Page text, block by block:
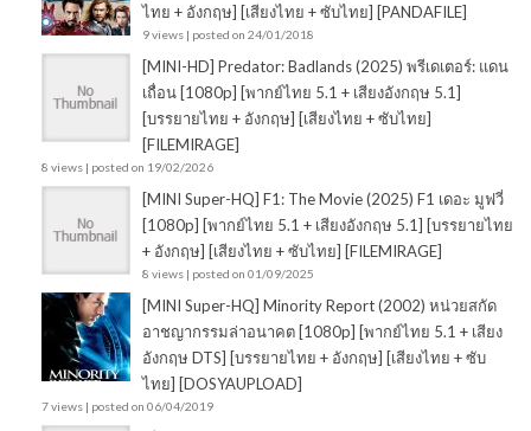
ไทย + อังกฤษ] [เสียงไทย + ซับไทย] [PANDAFILE]
9 views | posted on 24/01/2018
[MINI-HD] Predator: Badlands (2025) พรีเดเตอร์: แดน
เถื่อน [1080p] [พากย์ไทย 5.1 + เสียงอังกฤษ 5.1]
[บรรยายไทย + อังกฤษ] [เสียงไทย + ซับไทย]
[FILEMIRAGE]
8 views | posted on 19/02/2026
[MINI Super-HQ] F1: The Movie (2025) F1 เดอะ มูฟวี่
[1080p] [พากย์ไทย 5.1 + เสียงอังกฤษ 5.1] [บรรยายไทย
+ อังกฤษ] [เสียงไทย + ซับไทย] [FILEMIRAGE]
8 views | posted on 01/09/2025
[MINI Super-HQ] Minority Report (2002) หน่วยสกัด
อาชญากรรมล่าอนาคต [1080p] [พากย์ไทย 5.1 + เสียง
อังกฤษ DTS] [บรรยายไทย + อังกฤษ] [เสียงไทย + ซับ
ไทย] [DOSYAUPLOAD]
7 views | posted on 06/04/2019